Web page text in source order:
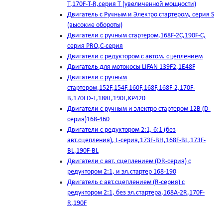
T,170F-T-R,серия Т (увеличенной мощности)
Двигатель с Ручным и Электро стартером, серия S
(высокие обороты)
Двигатели с ручным стартером,168F-2C,190F-C,
серия PRO,C-серия
Двигатели с редуктором с автом. сцеплением
Двигатель для мотокосы LIFAN 139F2,1E48F
Двигатели с ручным
стартером,152F,154F,160F,168F,168F-2,170F-
B,170FD-T,188F,190F,KP420
Двигатели с ручным и электро стартером 12В (D-
серия)168-460
Двигатели с редуктором 2:1, 6:1 (без
авт.сцепления), L-серия,173F-BH,168F-BL,173F-
BL,190F-BL
Двигатели с авт. сцеплением (DR-серия) с
редуктором 2:1, и эл.стартер 168-190
Двигатель с авт.сцеплением (R-серия) с
редуктором 2:1, без эл.стартера,168А-2R,170F-
R,190F